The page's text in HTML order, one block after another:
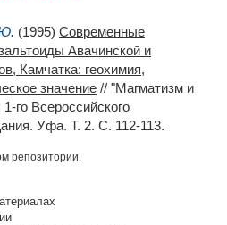
(1995) Современные
Авачинской и
Камчатка: геохимия,
значение // "Магматизм и
го Всероссийского
Уфа. Т. 2. С. 112-113.
репозитории.